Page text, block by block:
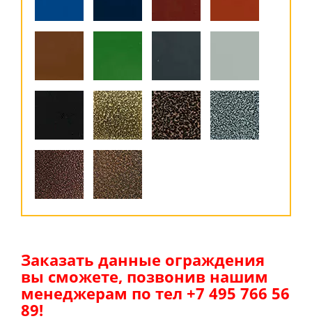
Заказать данные ограждения
вы сможете, позвонив нашим
менеджерам по тел +7 495 766 56
89!